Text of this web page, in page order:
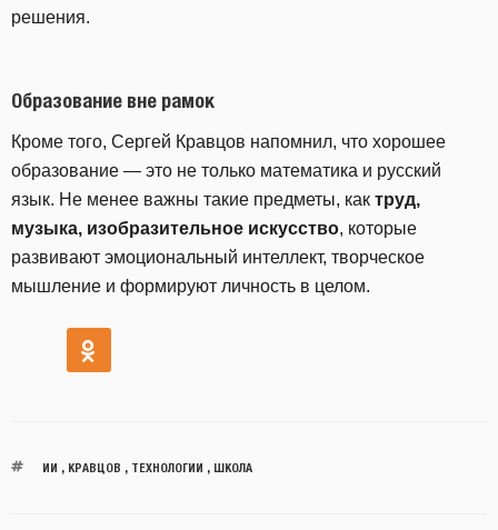
решения.
Образование вне рамок
Кроме того, Сергей Кравцов напомнил, что хорошее
образование — это не только математика и русский
язык. Не менее важны такие предметы, как труд,
музыка, изобразительное искусство, которые
развивают эмоциональный интеллект, творческое
мышление и формируют личность в целом.
ИИ , КРАВЦОВ , ТЕХНОЛОГИИ , ШКОЛА